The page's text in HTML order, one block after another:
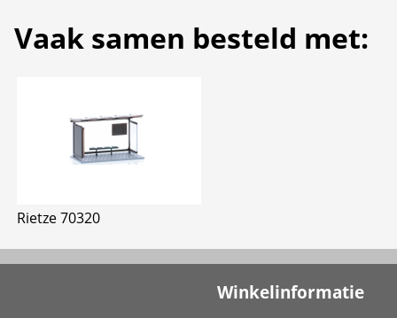
Vaak samen besteld met:
Rietze 70320
Winkelinformatie